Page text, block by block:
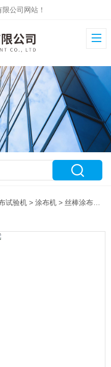
公司网站！
试验机 >涂布机 > 丝棒涂布试验机